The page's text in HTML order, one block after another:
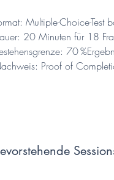
Multiple-Choice-Test
20 Minuten für 18
70
Proof of